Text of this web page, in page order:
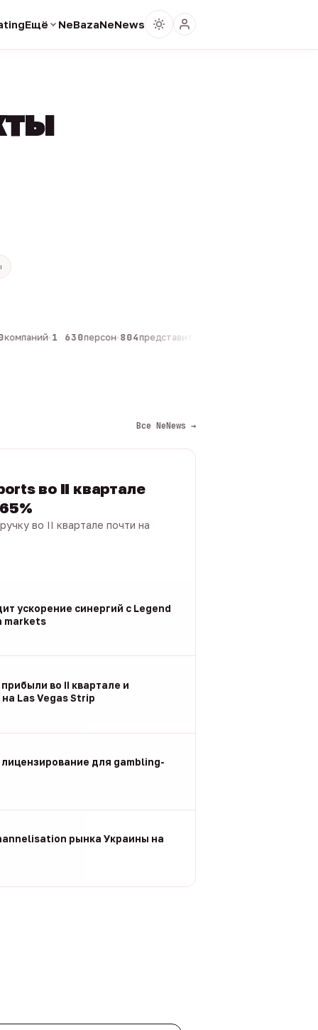
Ещё NeBazaNeNews
·1 630персон·804представителей
Все NeNews →
во II квартале
во II квартале почти на
ускорение синергий с Legend
markets
во II квартале и
Las Vegas Strip
для gambling-
рынка Украины на